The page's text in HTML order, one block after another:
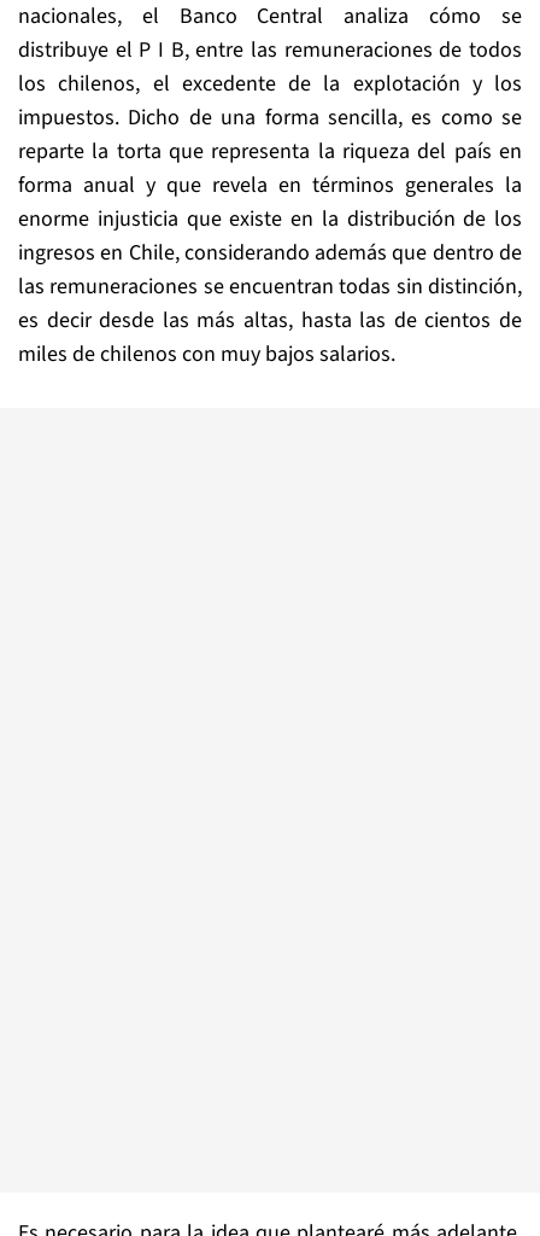
nacionales, el Banco Central analiza cómo se
distribuye el P I B, entre las remuneraciones de todos
los chilenos, el excedente de la explotación y los
impuestos. Dicho de una forma sencilla, es como se
reparte la torta que representa la riqueza del país en
forma anual y que revela en términos generales la
enorme injusticia que existe en la distribución de los
ingresos en Chile, considerando además que dentro de
las remuneraciones se encuentran todas sin distinción,
es decir desde las más altas, hasta las de cientos de
miles de chilenos con muy bajos salarios.